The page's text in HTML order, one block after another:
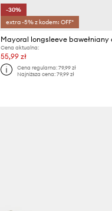
-30%
extra -5% z kodem: OFF*
Cena aktualna:
55,99 zł
Cena regularna: 79,99 zł
Najniższa cena: 79,99 zł